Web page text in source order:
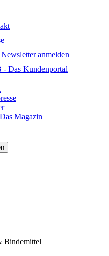
anmelden
- Das Kundenportal
Magazin
Bindemittel